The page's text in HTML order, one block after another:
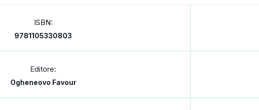
ISBN:
9781105330803
Editore:
Ogheneovo Favour